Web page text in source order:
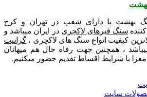
بهشت با دارای شعب در تهران و کرج
سنگ قبرهای لاکچری در ایران میباشد و
کیفیت انواع سنگ های لاکچری ، گرانیت
، همچنین جهت رفاه حال هم میهانان
با شرایط اقساط تقدیم حضور میکنیم.
سایت